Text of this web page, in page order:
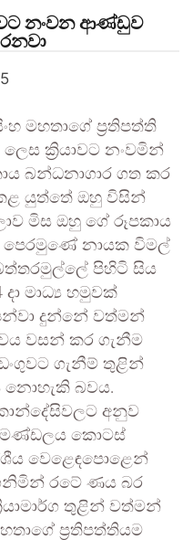
නංවන ආණ්ඩුව
මහතාගේ ප්‍රතිපත්ති
ලෙස ක්‍රියාවට නංවමින්
බන්ධනාගාර ගත කර
යුත්තේ ඔහු විසින්
මිස ඔහු ගේ රූපකාය
නායක විමල්
බත්තරමුල්ලේ පිහිටි සිය
මාධ්‍ය හමුවක්
දුන්නේ වත්මන්
වසන් කර ගැනීම
ගැනීම් තුළින්
නොහැකි බවය.
අනුව
මණ්ඩලය කොටස්
වෙළෙඳපොළෙන්
රටේ ණය බර
තුළින් වත්මන්
ප්‍රතිපත්තියම